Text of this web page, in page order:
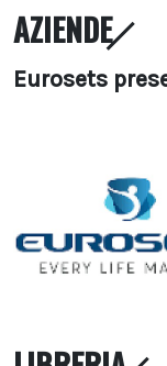
AZIENDE
Eurosets